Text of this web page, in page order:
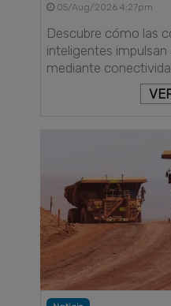
05/Aug/2026 4:27pm
Descubre cómo las
inteligentes impulsan
mediante